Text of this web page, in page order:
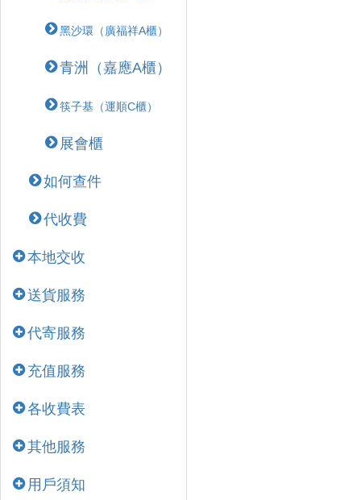
黑沙環（廣福祥A櫃）
青洲（嘉應A櫃）
筷子基（運順C櫃）
展會櫃
如何查件
代收費
本地交收
送貨服務
代寄服務
充值服務
各收費表
其他服務
用戶須知